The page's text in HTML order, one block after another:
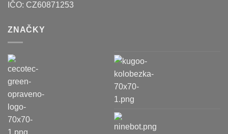
IČO: CZ60871253
ZNAČKY